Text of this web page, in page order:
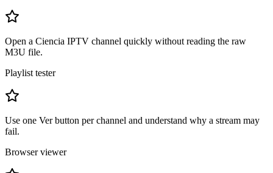
Open a Ciencia IPTV channel quickly without reading the raw
M3U file.
Playlist tester
Use one Ver button per channel and understand why a stream may
fail.
Browser viewer